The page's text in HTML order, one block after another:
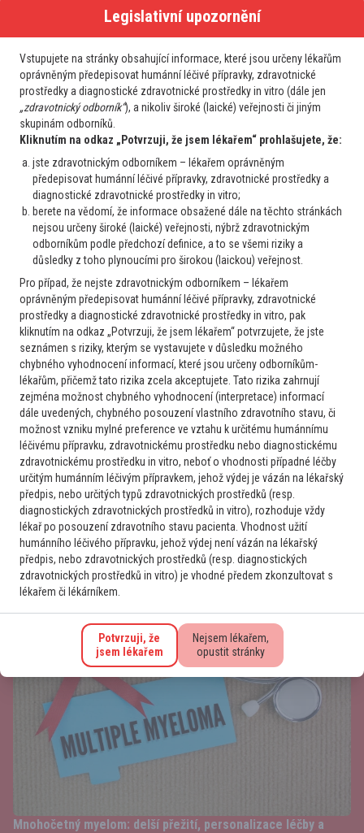
Partnerská sdělení
Moderní terapie polycythemia vera: Od farmakologie a
genetiky až po řešení složitých klinických případů
Studie BESREMI-PASS přináší nová data o bezpečnosti léčby
ropeginterferonem u polycythaemia vera
Mnohočetný myelom: delší přežití, personalizace léčby a
Legislativní upozornění
Vstupujete na stránky obsahující informace, které jsou určeny lékařům
oprávněným předepisovat humánní léčivé přípravky, zdravotnické
prostředky a diagnostické zdravotnické prostředky in vitro (dále jen
„zdravotnický odborník“), a nikoliv široké (laické) veřejnosti či jiným
skupinám odborníků.
Kliknutím na odkaz „Potvrzuji, že jsem lékařem“ prohlašujete, že:
jste zdravotnickým odborníkem – lékařem oprávněným
předepisovat humánní léčivé přípravky, zdravotnické prostředky a
diagnostické zdravotnické prostředky in vitro;
berete na vědomí, že informace obsažené dále na těchto stránkách
nejsou určeny široké (laické) veřejnosti, nýbrž zdravotnickým
odborníkům podle předchozí definice, a to se všemi riziky a
důsledky z toho plynoucími pro širokou (laickou) veřejnost.
Pro případ, že nejste zdravotnickým odborníkem – lékařem
oprávněným předepisovat humánní léčivé přípravky, zdravotnické
prostředky a diagnostické zdravotnické prostředky in vitro, pak
kliknutím na odkaz „Potvrzuji, že jsem lékařem“ potvrzujete, že jste
seznámen s riziky, kterým se vystavujete v důsledku možného
chybného vyhodnocení informací, které jsou určeny odborníkům-
lékařům, přičemž tato rizika zcela akceptujete. Tato rizika zahrnují
zejména možnost chybného vyhodnocení (interpretace) informací
dále uvedených, chybného posouzení vlastního zdravotního stavu, či
možnost vzniku mylné preference ve vztahu k určitému humánnímu
léčivému přípravku, zdravotnickému prostředku nebo diagnostickému
zdravotnickému prostředku in vitro, neboť o vhodnosti případné léčby
určitým humánním léčivým přípravkem, jehož výdej je vázán na lékařský
předpis, nebo určitých typů zdravotnických prostředků (resp.
diagnostických zdravotnických prostředků in vitro), rozhoduje vždy
lékař po posouzení zdravotního stavu pacienta. Vhodnost užití
humánního léčivého přípravku, jehož výdej není vázán na lékařský
předpis, nebo zdravotnických prostředků (resp. diagnostických
zdravotnických prostředků in vitro) je vhodné předem zkonzultovat s
lékařem či lékárníkem.
Potvrzuji, že
jsem lékařem
Nejsem lékařem,
opustit stránky